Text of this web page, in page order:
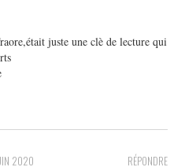
juste une clè de lecture qui
RÉPONDRE
2020